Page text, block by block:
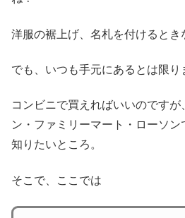
洋服の裾上げ、名札を付けると
でも、いつも手元にあるとは限り
コンビニで買えればいいのです
ン・ファミリーマート・ローソ
知りたいところ。
そこで、ここでは